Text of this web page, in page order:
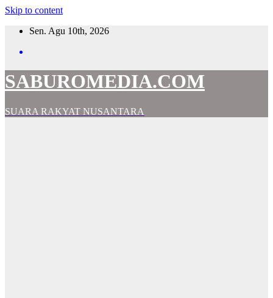
Skip to content
Sen. Agu 10th, 2026
SABUROMEDIA.COM
SUARA RAKYAT NUSANTARA